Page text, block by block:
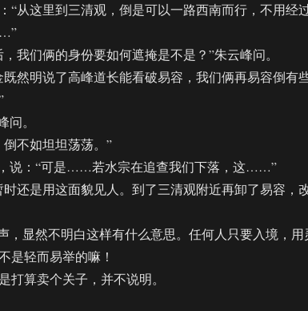
这里到三清观，倒是可以一路西南而行，不用经
们俩的身份要如何遮掩是不是？”朱云峰问。
明说了高峰道长能看破易容，我们俩再易容倒有
。
不如坦坦荡荡。”
说：“可是……若水宗在追查我们下落，这……”
是用这面貌见人。到了三清观附近再卸了易容，
显然不明白这样有什么意思。任何人只要入境，用
是轻而易举的嘛！
算卖个关子，并不说明。